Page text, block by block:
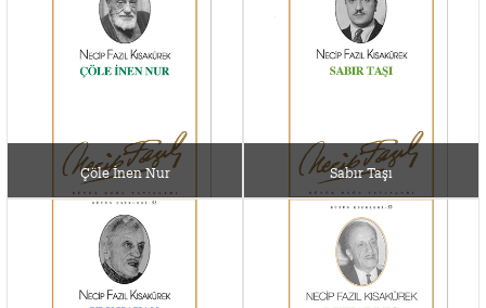
Çöle İnen Nur Sabır Taşı